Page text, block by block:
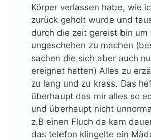
Körper verlassen habe, wie
zurück geholt wurde und
durch die zeit gereist bin um
ungeschehen zu machen
sachen die sich aber auch
ereignet hatten) Alles zu
zu lang und zu krass. Das
überhaupt das mir alles so
und überhaupt nicht
z.B einen Fluch da kam
das telefon klingelte ein